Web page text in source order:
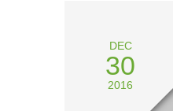
DEC
30
2016